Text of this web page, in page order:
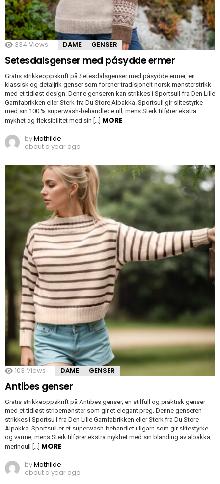
334 Views DAME GENSER
Setesdalsgenser med påsydde ermer
Gratis strikkeoppskrift på Setesdalsgenser med påsydde ermer, en
klassisk og detaljrik genser som forener tradisjonelt norsk mønsterstrikk
med et tidløst design. Denne genseren kan strikkes i Sportsull fra Den Lille
Garnfabrikken eller Sterk fra Du Store Alpakka. Sportsull gir slitestyrke
med sin 100 % superwash-behandlede ull, mens Sterk tilfører ekstra
mykhet og fleksibilitet med sin […] MORE
byMathilde
about a year ago
103 Views DAME GENSER
Antibes genser
Gratis strikkeoppskrift på Antibes genser, en stilfull og praktisk genser
med et tidløst stripemønster som gir et elegant preg. Denne genseren
strikkes i Sportsull fra Den Lille Garnfabrikken eller Sterk fra Du Store
Alpakka. Sportsull er et superwash-behandlet ullgarn som gir slitestyrke
og varme, mens Sterk tilfører ekstra mykhet med sin blanding av alpakka,
merinoull […] MORE
byMathilde
about a year ago